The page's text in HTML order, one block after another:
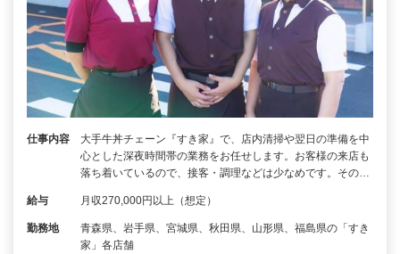
仕事内容
大手牛丼チェーン『すき家』で、店内清掃や翌日の準備を中
心とした深夜時間帯の業務をお任せします。お客様の来店も
落ち着いているので、接客・調理などは少なめです。その…
給与 月収270,000円以上（想定）
勤務地
青森県、岩手県、宮城県、秋田県、山形県、福島県の「すき
家」各店舗